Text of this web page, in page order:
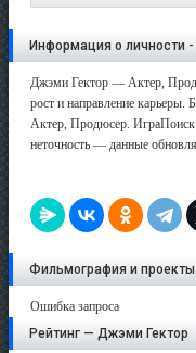
Информация о личности
Джэми Гектор — Актер,
рост и направление
Актер, Продюсер. ИграПоиск
неточность — данные
Фильмография и
Ошибка запроса
Рейтинг — Джэми Гектор